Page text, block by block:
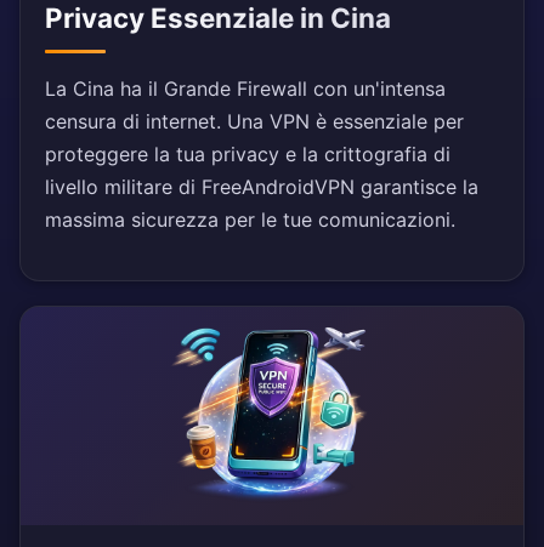
Privacy Essenziale in Cina
La Cina ha il Grande Firewall con un'intensa
censura di internet. Una VPN è essenziale per
proteggere la tua privacy e la crittografia di
livello militare di FreeAndroidVPN garantisce la
massima sicurezza per le tue comunicazioni.